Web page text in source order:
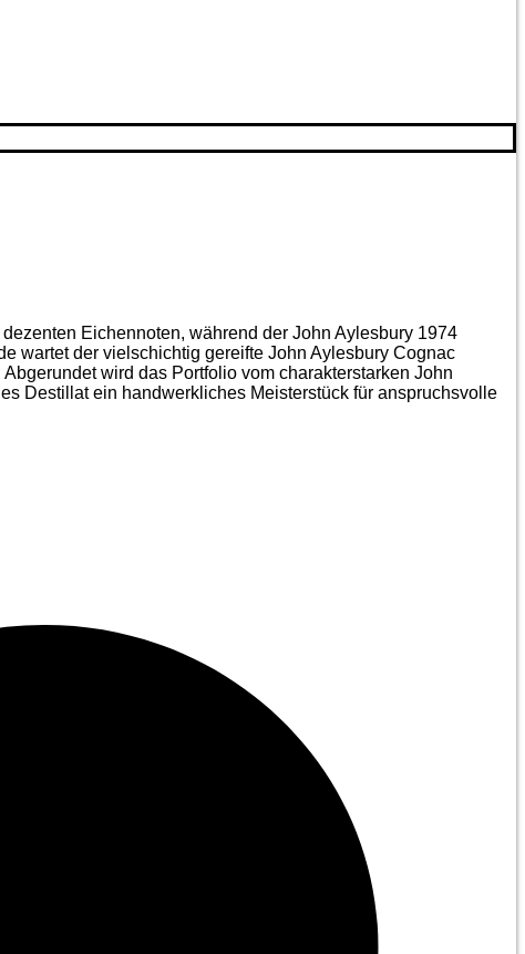
Eichen­noten, während der John Aylesbury 1974
wartet der vielschichtig gereifte John Aylesbury Cognac
wird das Portfolio vom charakterstarken John
Destillat ein handwerkliches Meister­stück für anspruchsvolle